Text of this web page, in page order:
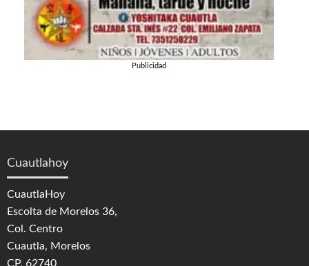
Publicidad
Cuautlahoy
CuautlaHoy
Escolta de Morelos 36,
Col. Centro
Cuautla, Morelos
CP. 62740